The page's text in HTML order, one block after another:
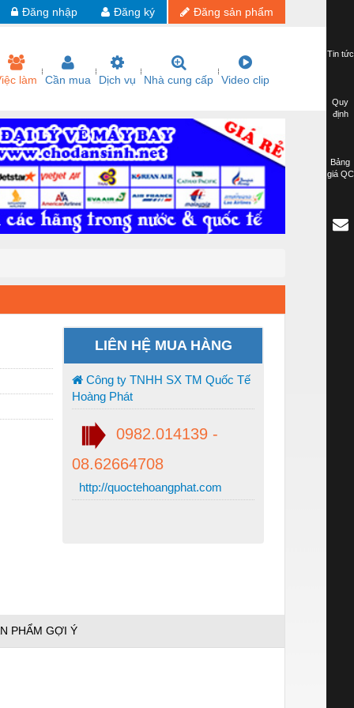
Đăng sản phẩm
Đăng ký
Đăng nhập
làm Cần mua Dịch vụ Nhà cung cấp Video clip
LIÊN HỆ MUA HÀNG
Công ty TNHH SX TM Quốc Tế
Hoàng Phát
0982.014139 -
08.62664708
http://quoctehoangphat.com
PHẨM GỢI Ý
Tin tức
Quy
định
Bảng
giá QC